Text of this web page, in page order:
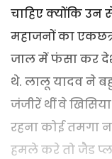
चाहिए क्योंकि उन
महाजनों का
जाल में फंसा कर
थे. लालू यादव ने
जंजीरें थीं वे
रहना कोई तमगा
हमले करे तो जैड